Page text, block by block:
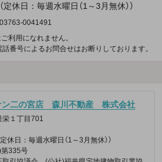
休日：毎週水曜日（1～3月無休））
0041491
利用になれません。
番号によるお問合せはお断りしております。
ン二の宮店 森川不動産 株式会社
栄１丁目701
休日：毎週水曜日（1～3月無休））
第335号